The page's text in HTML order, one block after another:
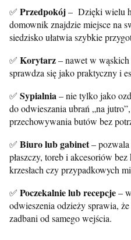
✅ Przedpokój– Dzięki wielu
domownik znajdzie miejsce na
siedzisko ułatwia szybkie
✅ Korytarz– nawet w
sprawdza się jako praktyczny i
✅ Sypialnia– nie tylko jako
do odwieszania ubrań „na
przechowywania butów bez
✅ Biuro lub gabinet–
płaszczy, toreb i akcesoriów
krzesłach czy przypadkowych
✅ Poczekalnie lub recepcje–
odwieszenia odzieży sprawia,
zadbani od samego wejścia.